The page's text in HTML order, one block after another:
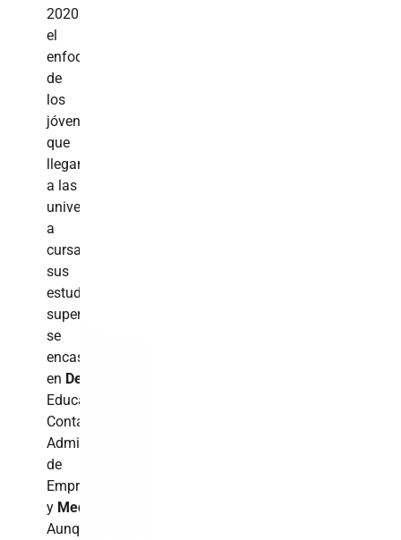
2020
el
enfoque
de
los
jóvenes
que
llegan
a las
universidades
a
cursar
sus
estudios
superiores
se
encasilla
en Derecho
Educación,
Contabilidad,
Administración
de
Empresas
y Medicina
Aunque